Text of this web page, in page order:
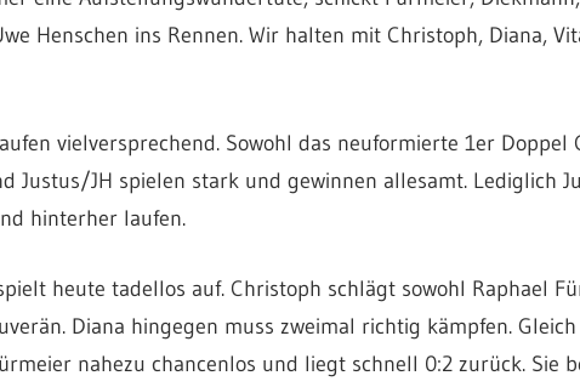
Henschen ins Rennen. Wir halten mit Christoph, Diana,
vielversprechend. Sowohl das neuformierte 1er
Justus/JH spielen stark und gewinnen allesamt. Lediglich
hinterher laufen.
heute tadellos auf. Christoph schlägt sowohl Raphael
Diana hingegen muss zweimal richtig kämpfen.
nahezu chancenlos und liegt schnell 0:2 zurück. Sie